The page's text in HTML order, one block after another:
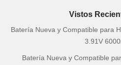
Vistos
Batería Nueva y Compatible para
3.91V
Batería Nueva y Compatible